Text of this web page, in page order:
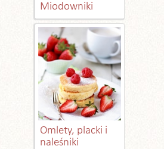
Miodowniki
Omlety, placki i
naleśniki